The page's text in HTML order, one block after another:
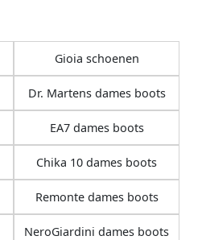
Gioia schoenen
Dr. Martens dames boots
EA7 dames boots
Chika 10 dames boots
Remonte dames boots
NeroGiardini dames boots